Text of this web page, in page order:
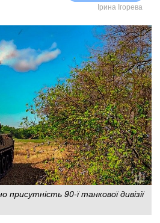
Ірина Ігорева
присутність 90-ї танкової дивізії